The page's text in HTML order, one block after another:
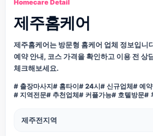
Homecare Detail
제주홈케어
제주홈케어는 방문형 홈케어 업체 정보입니
예약 안내, 코스 가격을 확인하고 이용 전 상
체크해보세요.
# 출장마사지# 홈타이# 24시# 신규업체# 예
# 지역전문# 추천업체# 커플가능# 호텔방문#
제주전지역